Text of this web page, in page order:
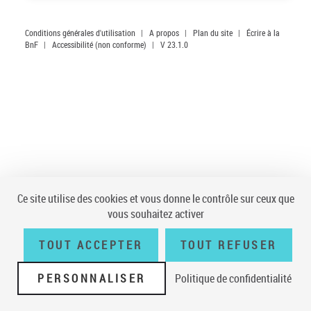
Conditions générales d'utilisation | A propos | Plan du site |
Écrire à la
BnF | Accessibilité (non conforme) | V 23.1.0
Ce site utilise des cookies et vous donne le contrôle sur ceux que
vous souhaitez activer
TOUT ACCEPTER TOUT REFUSER
PERSONNALISER Politique de confidentialité